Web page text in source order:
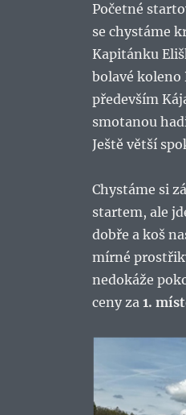
Početné
se chystáme
Kapitánku
bolavé koleno
především
smotanou
Ještě větší
Chystáme si
startem, ale
dobře a koš
mírné
nedokáže
ceny za 1.